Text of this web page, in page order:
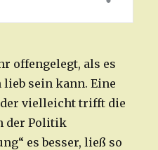
offengelegt, als es
sein kann. Eine
vielleicht trifft die
der Politik
es besser, ließ so